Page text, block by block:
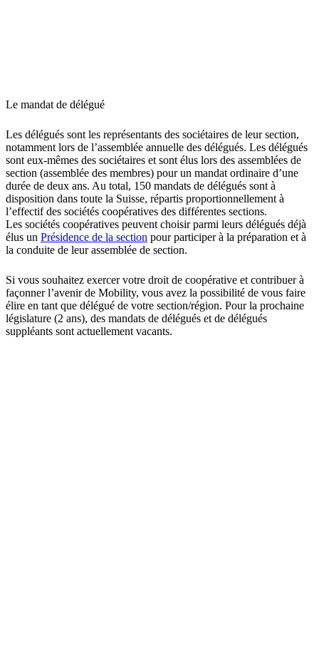
Le mandat de délégué
Les délégués sont les représentants des sociétaires de leur section,
notamment lors de l’assemblée annuelle des délégués. Les délégués
sont eux-mêmes des sociétaires et sont élus lors des assemblées de
section (assemblée des membres) pour un mandat ordinaire d’une
durée de deux ans. Au total, 150 mandats de délégués sont à
disposition dans toute la Suisse, répartis proportionnellement à
l’effectif des sociétés coopératives des différentes sections.
Les sociétés coopératives peuvent choisir parmi leurs délégués déjà
élus un Présidence de la section pour participer à la préparation et à
la conduite de leur assemblée de section.
Si vous souhaitez exercer votre droit de coopérative et contribuer à
façonner l’avenir de Mobility, vous avez la possibilité de vous faire
élire en tant que délégué de votre section/région. Pour la prochaine
législature (2 ans), des mandats de délégués et de délégués
suppléants sont actuellement vacants.